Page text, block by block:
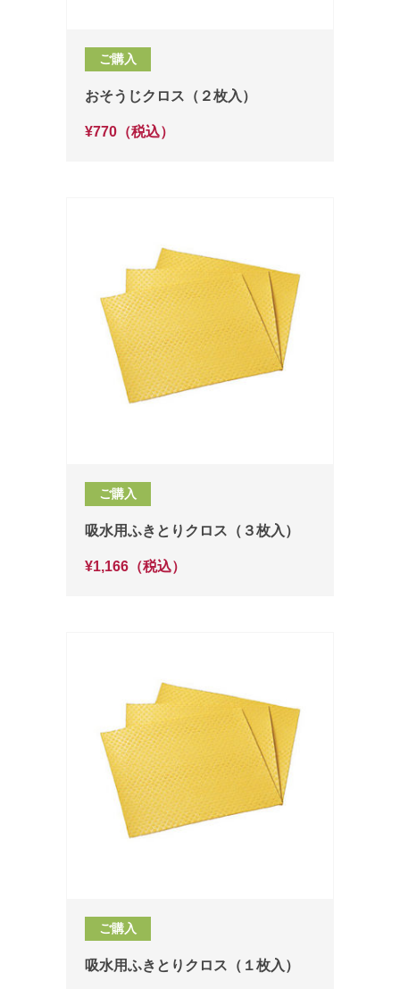
ご購入
おそうじクロス（２枚入）
¥770（税込）
ご購入
吸水用ふきとりクロス（３枚入）
¥1,166（税込）
ご購入
吸水用ふきとりクロス（１枚入）